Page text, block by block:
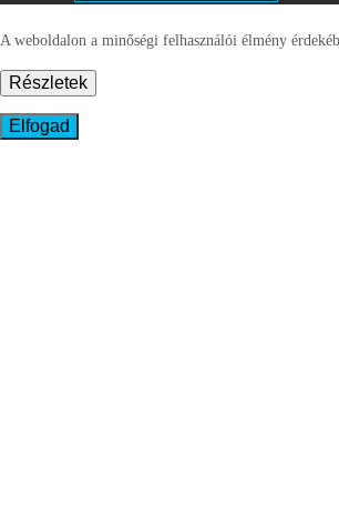
A weboldalon a minőségi felhasználói élmény
Részletek
Elfogad